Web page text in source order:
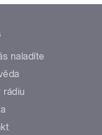
naladíte
rádiu